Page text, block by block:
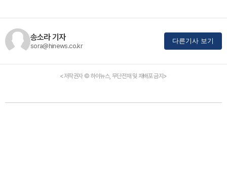
송소라 기자
sora@hinews.co.kr
다른기사 보기
<저작권자 © 하이뉴스, 무단전재 및 재배포 금지>